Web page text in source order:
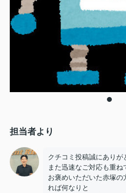
担当者より
クチコミ投稿誠にありが
また迅速なご対応も重ね
お褒めいただいた赤塚
れば何なりと